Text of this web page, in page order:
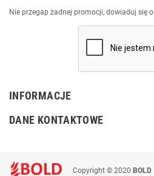
Nie przegap żadnej promocji, dowiaduj się
INFORMACJE
DANE KONTAKTOWE
Copyright © 2020